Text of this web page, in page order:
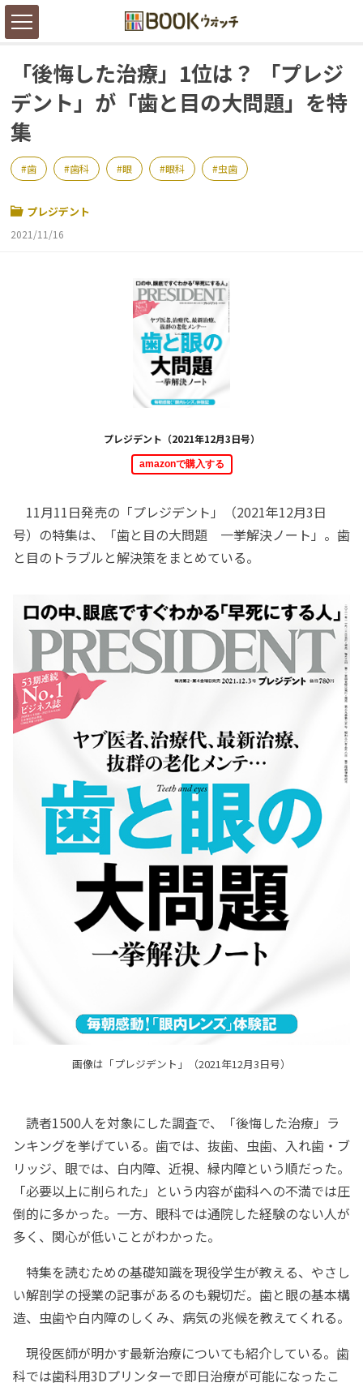
「後悔した治療」1位は？ 「プレジ
デント」が「歯と目の大問題」を特
集
歯 歯科 眼 眼科 虫歯
プレジデント
2021/11/16
プレジデント（2021年12月3日号）
amazonで購入する
11月11日発売の「プレジデント」（2021年12月3日
号）の特集は、「歯と目の大問題 一挙解決ノート」。歯
と目のトラブルと解決策をまとめている。
画像は「プレジデント」（2021年12月3日号）
読者1500人を対象にした調査で、「後悔した治療」ラ
ンキングを挙げている。歯では、抜歯、虫歯、入れ歯・ブ
リッジ、眼では、白内障、近視、緑内障という順だった。
「必要以上に削られた」という内容が歯科への不満では圧
倒的に多かった。一方、眼科では通院した経験のない人が
多く、関心が低いことがわかった。
特集を読むための基礎知識を現役学生が教える、やさし
い解剖学の授業の記事があるのも親切だ。歯と眼の基本構
造、虫歯や白内障のしくみ、病気の兆候を教えてくれる。
現役医師が明かす最新治療についても紹介している。歯
科では歯科用3Dプリンターで即日治療が可能になったこ